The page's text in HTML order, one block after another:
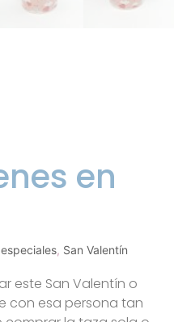
en
, San Valentín
este San Valentín o
con esa persona tan